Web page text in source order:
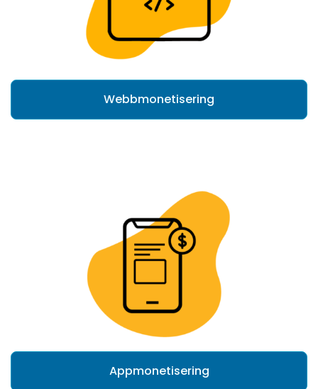
Webbmonetisering
Appmonetisering